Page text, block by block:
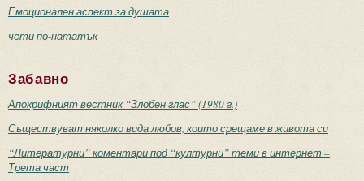
Емоционален аспект за душата
чети по-нататък
Забавно
Апокрифният вестник “Злобен глас” (1980 г.)
Съществуват няколко вида любов, които срещаме в живота си
“Литературни” коментари под “културни” теми в интернет –
Трета част